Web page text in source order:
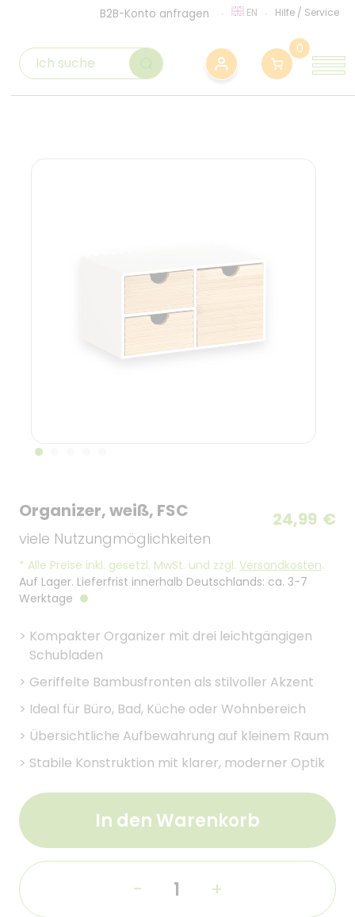
B2B-Konto anfragen EN Hilfe / Service
0
Organizer, weiß, FSC
viele Nutzungmöglichkeiten
24,99 €
* Alle Preise inkl. gesetzl. MwSt. und zzgl. Versandkosten.
Auf Lager. Lieferfrist innerhalb Deutschlands: ca. 3-7
Werktage
> Kompakter Organizer mit drei leichtgängigen
Schubladen
> Geriffelte Bambusfronten als stilvoller Akzent
> Ideal für Büro, Bad, Küche oder Wohnbereich
> Übersichtliche Aufbewahrung auf kleinem Raum
> Stabile Konstruktion mit klarer, moderner Optik
In den Warenkorb
- +